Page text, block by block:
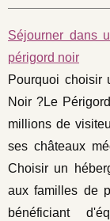
Séjourner dans
périgord noir
Pourquoi choisir
Noir ?Le
millions de
ses châteaux
Choisir un
aux familles de
bénéficiant